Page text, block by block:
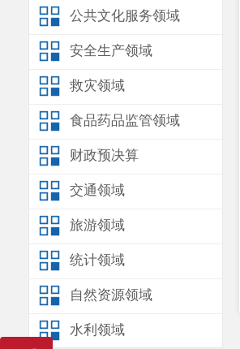
公共文化服务领域
安全生产领域
救灾领域
食品药品监管领域
财政预决算
交通领域
旅游领域
统计领域
自然资源领域
水利领域